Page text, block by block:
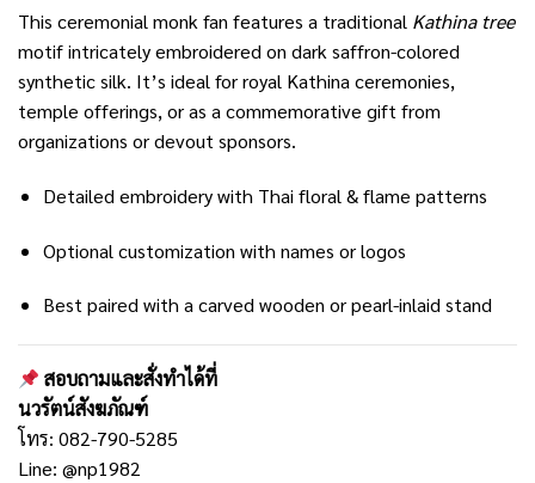
This ceremonial monk fan features a traditional Kathina tree
motif intricately embroidered on dark saffron-colored
synthetic silk. It’s ideal for royal Kathina ceremonies,
temple offerings, or as a commemorative gift from
organizations or devout sponsors.
Detailed embroidery with Thai floral & flame patterns
Optional customization with names or logos
Best paired with a carved wooden or pearl-inlaid stand
สอบถามและสั่งทำได้ที่
นวรัตน์สังฆภัณฑ์
โทร: 082-790-5285
Line: @np1982